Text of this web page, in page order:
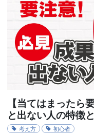
【当てはまったら
と出ない人の特徴
考え方 初心者